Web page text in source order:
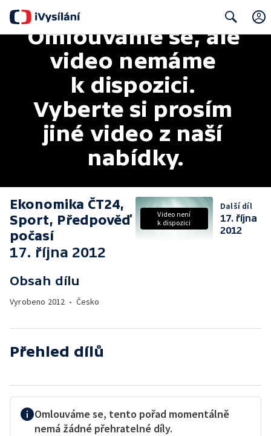
Search
Omlouváme se, ale
video nemáme
k dispozici.
Vyberte si prosím
jiné video z naší
nabídky.
Ekonomika ČT24,
Sport, Předpověď
počasí
17. října 2012
Obsah dílu
Vyrobeno 2012 • Česko
Video není
k dispozici
Další díl
17. října
2012
Přehled dílů
Omlouváme se, tento pořad momentálně
nemá žádné přehratelné díly.